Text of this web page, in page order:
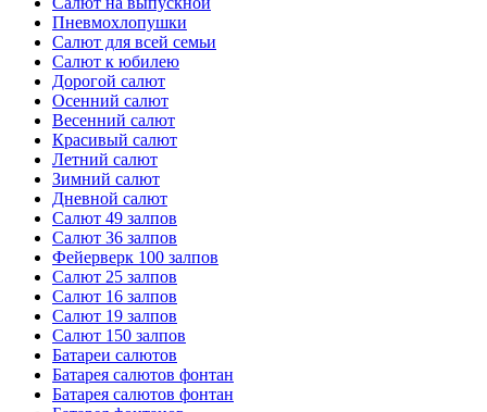
Пневмохлопушки
Салют для всей семьи
Салют к юбилею
Дорогой салют
Осенний салют
Весенний салют
Красивый салют
Летний салют
Зимний салют
Дневной салют
Салют 49 залпов
Салют 36 залпов
Фейерверк 100 залпов
Салют 25 залпов
Салют 16 залпов
Салют 19 залпов
Салют 150 залпов
Батареи салютов
Батарея салютов фонтан
Батарея салютов фонтан